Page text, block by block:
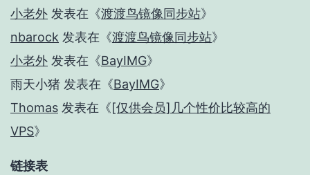
小老外 发表在《渡渡鸟镜像同步站》
nbarock 发表在《渡渡鸟镜像同步站》
小老外 发表在《BayIMG》
雨天小猪 发表在《BayIMG》
Thomas 发表在《[仅供会员]几个性价比较高的
VPS》
链接表